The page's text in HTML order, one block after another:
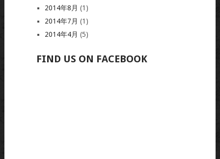
2014年8月 (1)
2014年7月 (1)
2014年4月 (5)
FIND US ON FACEBOOK